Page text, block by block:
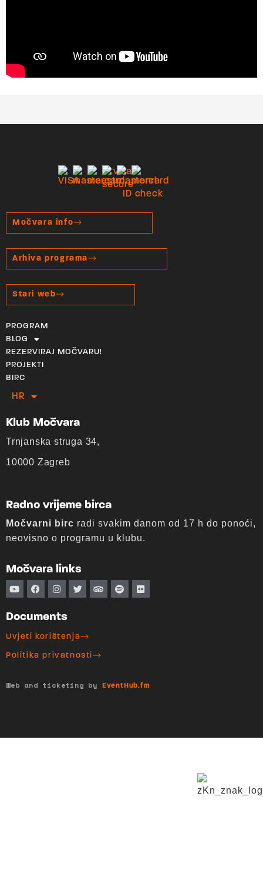
Močvara info
Arhiva programa
Stari web
PROGRAM
BLOG
REZERVIRAJ MOČVARU!
PROJEKTI
BIRC
HR
EN
Klub Močvara
Trnjanska struga 34,
10000 Zagreb
Radno vrijeme birca
Močvarni birc radi svakim danom od 17 h do ponoći,
neovisno o programu u klubu.
Močvara links
Documents
Uvjeti korištenja
Politika privatnosti
Web and ticketing by EventHub.fm